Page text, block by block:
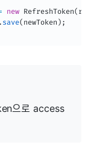
new RefreshToken(
. save( newToken ) ;
으로 access